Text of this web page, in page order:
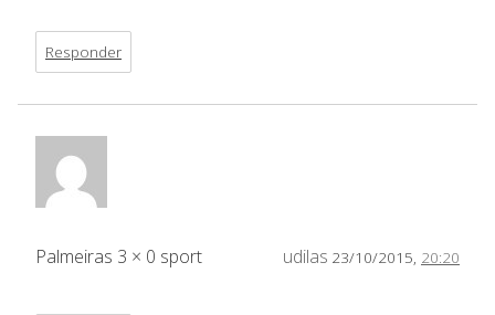
Responder
udilas 23/10/2015, 20:20
Palmeiras 3 × 0 sport